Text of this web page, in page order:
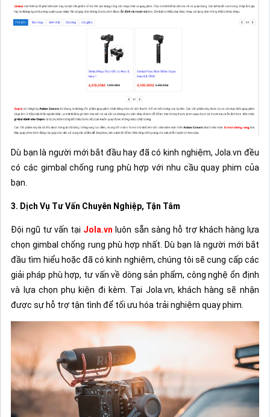
Dù bạn là người mới bắt đầu hay đã có kinh nghiệm, Jola.vn đều
có các gimbal chống rung phù hợp với nhu cầu quay phim của
bạn.
3. Dịch Vụ Tư Vấn Chuyên Nghiệp, Tận Tâm
Đội ngũ tư vấn tại Jola.vn luôn sẵn sàng hỗ trợ khách hàng lựa
chọn gimbal chống rung phù hợp nhất. Dù bạn là người mới bắt
đầu tìm hiểu hoặc đã có kinh nghiệm, chúng tôi sẽ cung cấp các
giải pháp phù hợp, tư vấn về dòng sản phẩm, công nghệ ổn định
và lựa chọn phụ kiện đi kèm. Tại Jola.vn, khách hàng sẽ nhận
được sự hỗ trợ tận tình để tối ưu hóa trải nghiệm quay phim.